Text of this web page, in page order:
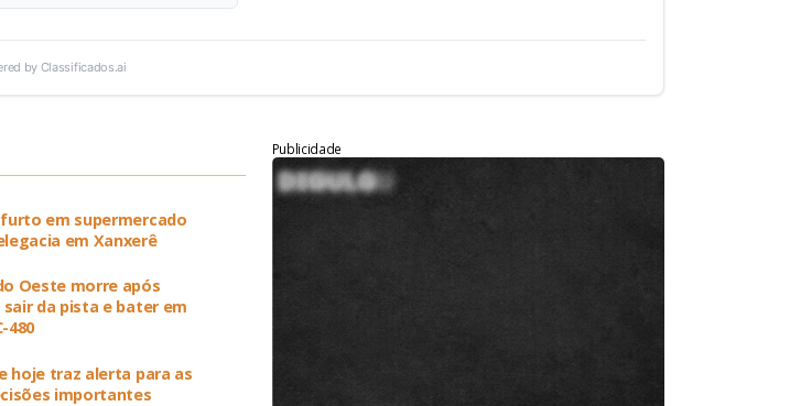
by Classificados.ai
em supermercado
em Xanxerê
Oeste morre após
da pista e bater em
480
hoje traz alerta para as
importantes
Publicidade